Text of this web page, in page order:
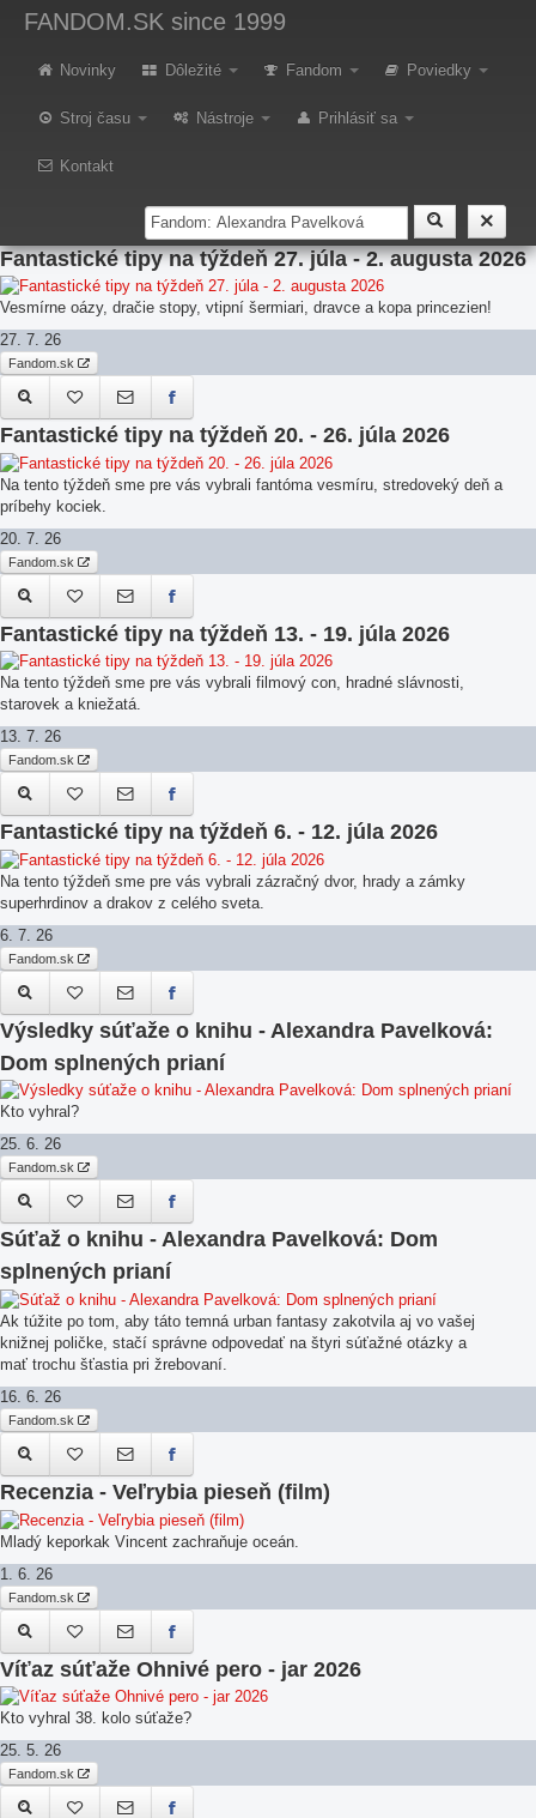
FANDOM.SK since 1999
Novinky Dôležité Fandom Poviedky
Stroj času Nástroje Prihlásiť sa
Kontakt
Fantastické tipy na týždeň 3. - 9. augusta 2026
Na tento týždeň sme pre vás vybrali šermiarov, krajinu rozprávok, vodníka
a rytiersky turnaj.
3. 8. 26
Fantastické tipy na týždeň 27. júla - 2. augusta 2026
Vesmírne oázy, dračie stopy, vtipní šermiari, dravce a kopa princezien!
27. 7. 26
Fandom.sk
Fantastické tipy na týždeň 20. - 26. júla 2026
Na tento týždeň sme pre vás vybrali fantóma vesmíru, stredoveký deň a
príbehy kociek.
20. 7. 26
Fandom.sk
Fantastické tipy na týždeň 13. - 19. júla 2026
Na tento týždeň sme pre vás vybrali filmový con, hradné slávnosti,
starovek a kniežatá.
13. 7. 26
Fandom.sk
Fantastické tipy na týždeň 6. - 12. júla 2026
Na tento týždeň sme pre vás vybrali zázračný dvor, hrady a zámky
superhrdinov a drakov z celého sveta.
6. 7. 26
Fandom.sk
Výsledky súťaže o knihu - Alexandra Pavelková:
Dom splnených prianí
Kto vyhral?
25. 6. 26
Fandom.sk
Súťaž o knihu - Alexandra Pavelková: Dom
splnených prianí
Ak túžite po tom, aby táto temná urban fantasy zakotvila aj vo vašej
knižnej poličke, stačí správne odpovedať na štyri súťažné otázky a
mať trochu šťastia pri žrebovaní.
16. 6. 26
Fandom.sk
Recenzia - Veľrybia pieseň (film)
Mladý keporkak Vincent zachraňuje oceán.
1. 6. 26
Fandom.sk
Víťaz súťaže Ohnivé pero - jar 2026
Kto vyhral 38. kolo súťaže?
25. 5. 26
Fandom.sk